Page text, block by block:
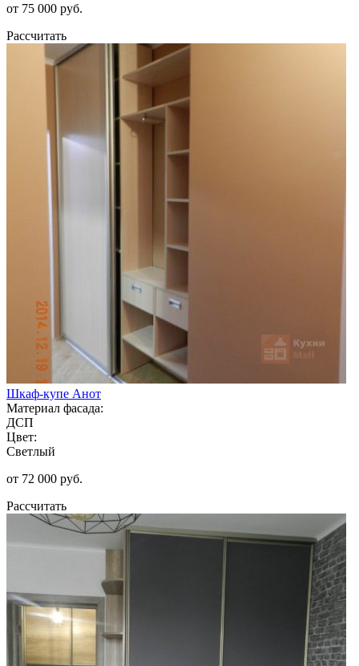
от 75 000 руб.
Рассчитать
Шкаф-купе Анот
Материал фасада:
ДСП
Цвет:
Светлый
от 72 000 руб.
Рассчитать